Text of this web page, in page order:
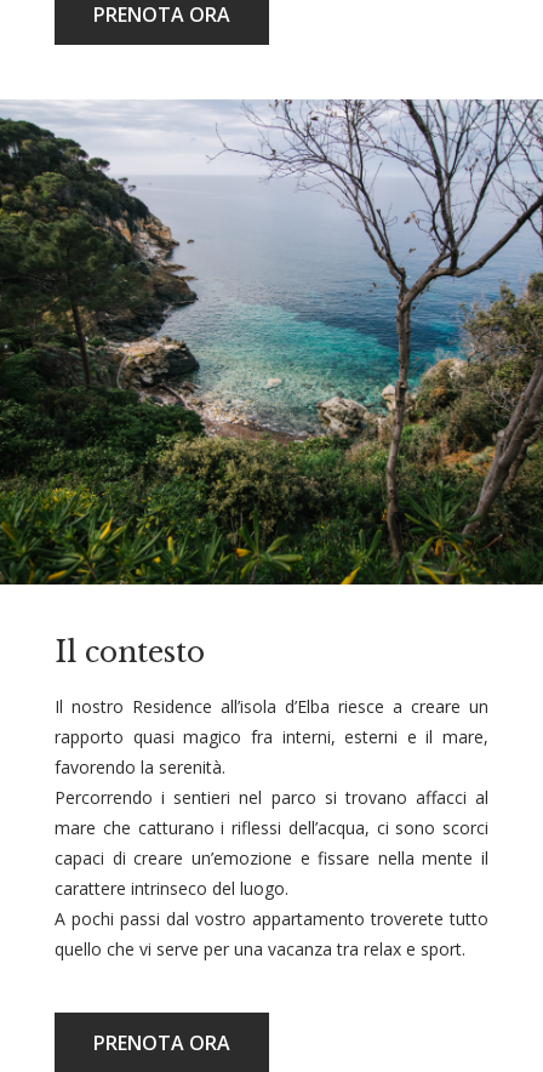
PRENOTA ORA
Il contesto
Il nostro Residence all’isola d’Elba riesce a creare un
rapporto quasi magico fra interni, esterni e il mare,
favorendo la serenità.
Percorrendo i sentieri nel parco si trovano affacci al
mare che catturano i riflessi dell’acqua, ci sono scorci
capaci di creare un’emozione e fissare nella mente il
carattere intrinseco del luogo.
A pochi passi dal vostro appartamento troverete tutto
quello che vi serve per una vacanza tra relax e sport.
PRENOTA ORA